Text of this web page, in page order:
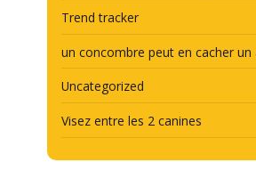
Trend tracker
un concombre peut en cacher un
Uncategorized
Visez entre les 2 canines